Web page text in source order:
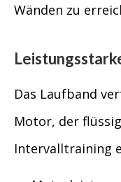
Wänden zu
Das Laufband
Motor, der
Intervalltraining